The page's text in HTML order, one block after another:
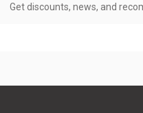
Get discounts, news, and